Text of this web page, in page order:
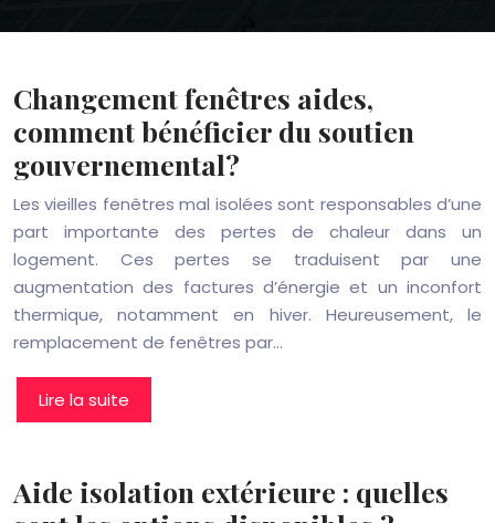
Changement fenêtres aides,
comment bénéficier du soutien
gouvernemental?
Les vieilles fenêtres mal isolées sont responsables d’une
part importante des pertes de chaleur dans un
logement. Ces pertes se traduisent par une
augmentation des factures d’énergie et un inconfort
thermique, notamment en hiver. Heureusement, le
remplacement de fenêtres par…
Lire la suite
Aide isolation extérieure : quelles